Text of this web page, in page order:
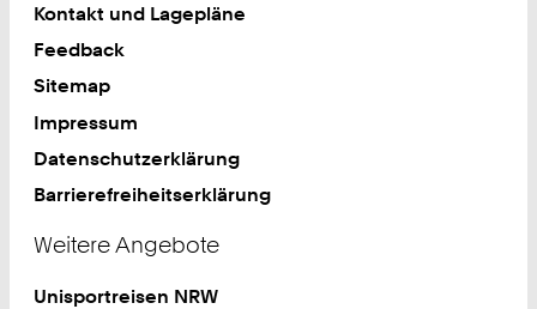
Kontakt und Lagepläne
Feedback
Sitemap
Impressum
Datenschutzerklärung
Barrierefreiheitserklärung
Weitere Angebote
Unisportreisen NRW